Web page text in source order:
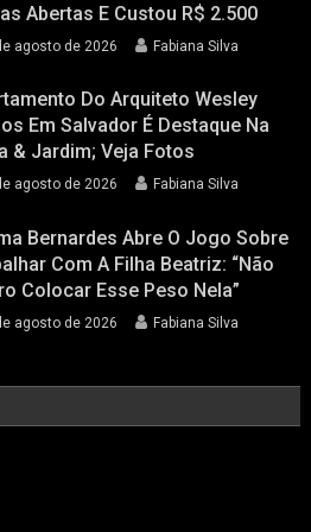
Abertas E Custou R$ 2.500
agosto de 2026 Fabiana Silva
Do Arquiteto Wesley
Em Salvador É Destaque Na
& Jardim; Veja Fotos
agosto de 2026 Fabiana Silva
Bernardes Abre O Jogo Sobre
Com A Filha Beatriz: “Não
Colocar Esse Peso Nela”
agosto de 2026 Fabiana Silva